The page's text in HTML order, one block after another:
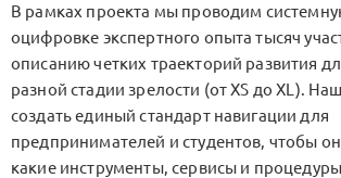
В рамках проекта мы проводим
оцифровке экспертного опыта тысяч
описанию четких траекторий развития
разной стадии зрелости (от XS до XL).
создать единый стандарт навигации для
предпринимателей и студентов, чтобы
какие инструменты, сервисы и